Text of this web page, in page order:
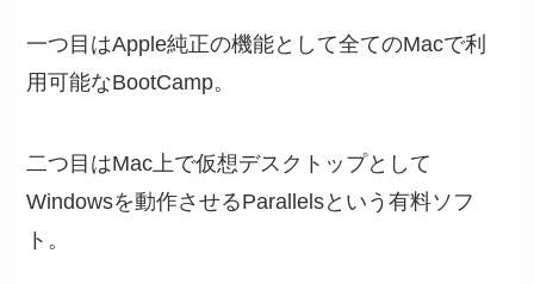
一つ目はApple純正の機能として全てのMacで利
用可能なBootCamp。
二つ目はMac上で仮想デスクトップとして
Windowsを動作させるParallelsという有料ソフ
ト。